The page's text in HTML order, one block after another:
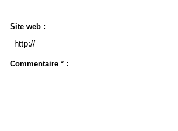
Site web :
Commentaire * :